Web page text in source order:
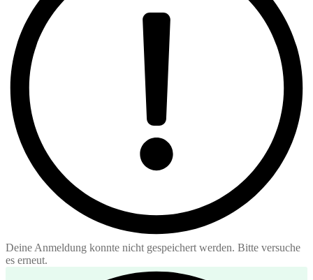
Deine Anmeldung konnte nicht gespeichert werden. Bitte versuche
es erneut.